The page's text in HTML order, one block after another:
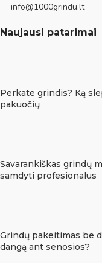
info@1000grindu.lt
Naujausi patarimai
Perkate grindis? Ką
pakuočių
Savarankiškas grindų
samdyti profesionalus
Grindų pakeitimas be
dangą ant senosios?